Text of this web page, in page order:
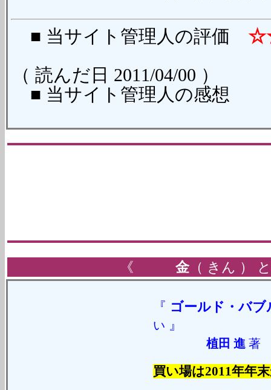
■ 当サイト管理人の評価
（ 読んだ日 2011/04/00 ）
■ 当サイト管理人の感想
《金 （ きん ）
『 ゴールド・バブ
い 』
植田 進
買い場は2011年年